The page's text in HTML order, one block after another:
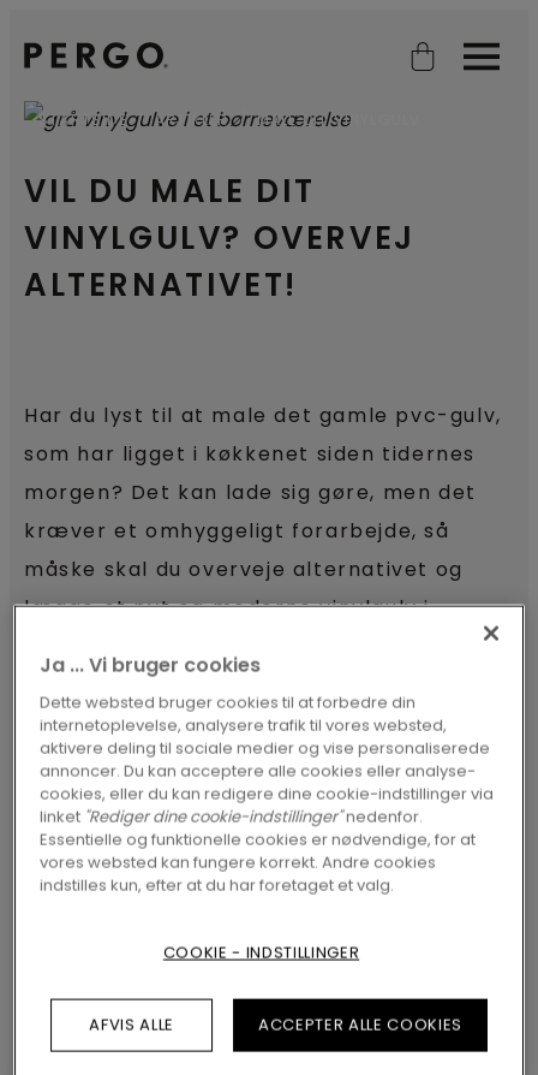
Open searchOpen
VIL DU MALE DIT
VINYLGULV? OVERVEJ
ALTERNATIVET!
STARTSIDE ARTIKLER MALE DIT VINYLGULV
Har du lyst til at male det gamle pvc-gulv,
som har ligget i køkkenet siden tidernes
morgen? Det kan lade sig gøre, men det
kræver et omhyggeligt forarbejde, så
måske skal du overveje alternativet og
lægge et nyt og moderne vinylgulv i
OPDAG VORES VINYLGULVE
Gamle vinylgulve indeholder
ftalater
vaske det af med et affedtende middel
(for eksempel universalrengøring) for at få
de blødgørende stoffer ud af gulvet. Disse
Ja ... Vi bruger cookies
Dette websted bruger cookies til at forbedre din
internetoplevelse, analysere trafik til vores websted,
aktivere deling til sociale medier og vise personaliserede
annoncer. Du kan acceptere alle cookies eller analyse-
cookies, eller du kan redigere dine cookie-indstillinger via
linket "Rediger dine cookie-indstillinger"nedenfor.
Essentielle og funktionelle cookies er nødvendige, for at
vores websted kan fungere korrekt. Andre cookies
indstilles kun, efter at du har foretaget et valg.
COOKIE - INDSTILLINGER
AFVIS ALLE ACCEPTER ALLE COOKIES